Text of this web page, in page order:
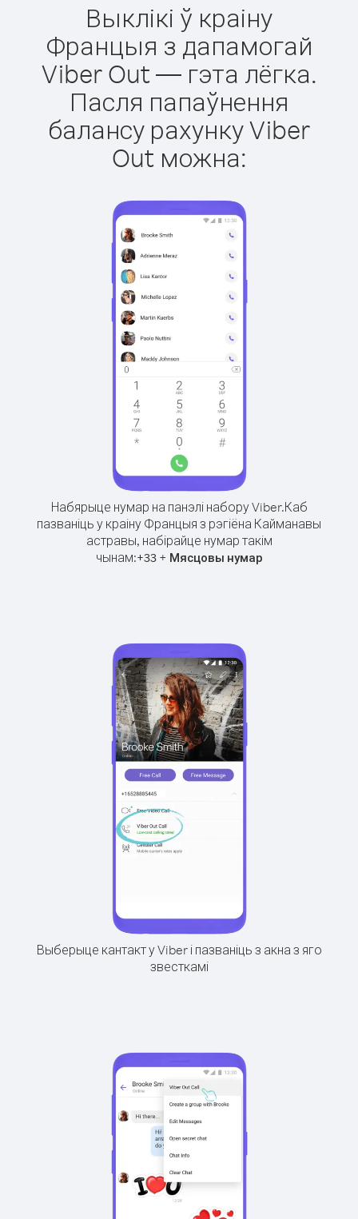
Выклікі ў краіну
Францыя з дапамогай
Viber Out — гэта лёгка.
Пасля папаўнення
балансу рахунку Viber
Out можна:
Набярыце нумар на панэлі набору Viber.Каб
пазваніць у краіну Францыя з рэгіёна Кайманавы
астравы, набірайце нумар такім
чынам:+33+ Мясцовы нумар
Выберыце кантакт у Viber і пазваніць з акна з яго
звесткамі